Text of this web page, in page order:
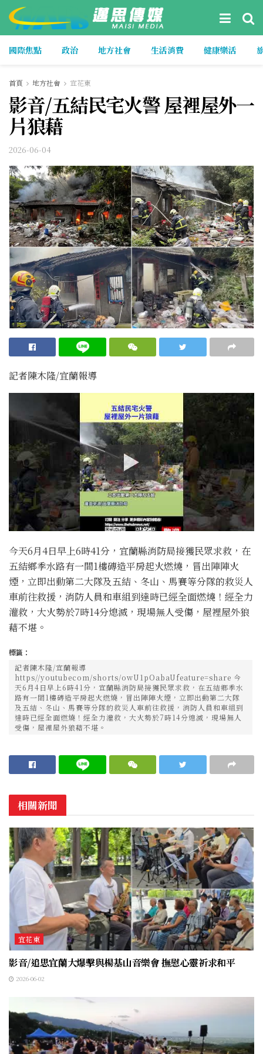
國際焦點 政治 地方社會 生活消費 健康樂活
首頁 地方社會 宜花東
影音/五結民宅火警 屋裡屋外一
片狼藉
2026-06-04
記者陳木隆/宜蘭報導
今天6月4日早上6時41分，宜蘭縣消防局接獲民眾求救，在
五結鄉季水路有一間1樓磚造平房起火燃燒，冒出陣陣火
煙，立即出動第二大隊及五結、冬山、馬賽等分隊的救災人
車前往救援，消防人員和車組到達時已經全面燃燒！經全力
灌救，大火勢於7時14分熄滅，現場無人受傷，屋裡屋外狼
藉不堪。
標籤：
記者陳木隆/宜蘭報導
https//youtubecom/shorts/owU1pOabaUfeature=share 今
天6月4日早上6時41分，宜蘭縣消防局接獲民眾求救，在五結鄉季水
路有一間1樓磚造平房起火燃燒，冒出陣陣火煙，立即出動第二大隊
及五結、冬山、馬賽等分隊的救災人車前往救援，消防人員和車組到
達時已經全面燃燒！經全力灌救，大火勢於7時14分熄滅，現場無人
受傷，屋裡屋外狼藉不堪。
相關新聞
宜花東
影音/追思宜蘭大爆擊與楊基山音樂會 撫慰心靈祈求和平
2026-06-02